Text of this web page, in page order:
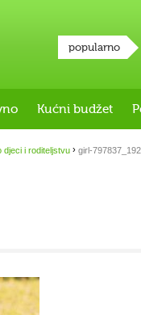
popularno
Kućni budžet
djeci i roditeljstvu › girl-